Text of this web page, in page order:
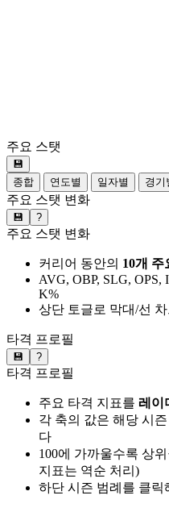
주요 스탯
💾
종합
연도별 일자별 경기
주요 스탯 변화
💾 ?
주요 스탯 변화
커리어 동안의 10개 주
AVG, OBP, SLG,
K%
상단 토글로 막대/선
타격 프로필
💾 ?
타격 프로필
주요 타격 지표를 레이
각 축의 값은 해당 시
다
100에 가까울수록 상
지표는 역순 처리)
하단 시즌 범례를 클릭